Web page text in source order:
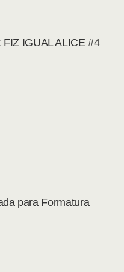
IGUAL ALICE #4
para Formatura